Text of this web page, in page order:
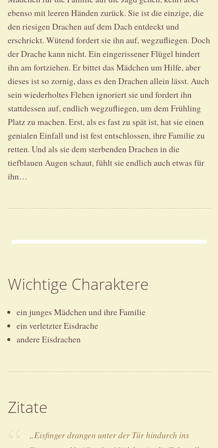
ebenso mit leeren Händen zurück. Sie ist die einzige, die
den riesigen Drachen auf dem Dach entdeckt und
erschrickt. Wütend fordert sie ihn auf, wegzufliegen. Doch
der Drache kann nicht. Ein eingerissener Flügel hindert
ihn am fortziehen. Er bittet das Mädchen um Hilfe, aber
dieses ist so zornig, dass es den Drachen allein lässt. Auch
sein wiederholtes Flehen ignoriert sie und fordert ihn
stattdessen auf, endlich wegzufliegen, um dem Frühling
Platz zu machen. Erst, als es fast zu spät ist, hat sie einen
genialen Einfall und ist fest entschlossen, ihre Familie zu
retten. Und als sie dem sterbenden Drachen in die
tiefblauen Augen schaut, fühlt sie endlich auch etwas für
ihn…
Wichtige Charaktere
ein junges Mädchen und ihre Familie
ein verletzter Eisdrache
andere Eisdrachen
Zitate
„Eisfinger drangen unter der Tür hindurch ins